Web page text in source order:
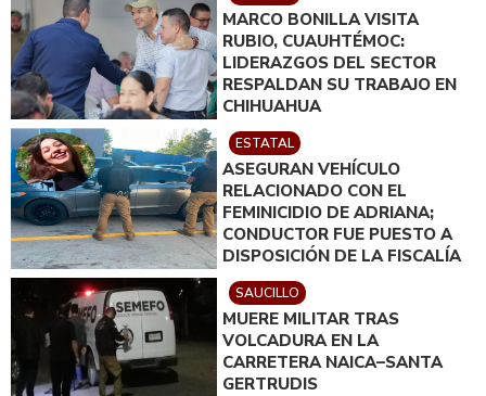
MARCO BONILLA VISITA
RUBIO, CUAUHTÉMOC:
LIDERAZGOS DEL SECTOR
RESPALDAN SU TRABAJO EN
CHIHUAHUA
ESTATAL
ASEGURAN VEHÍCULO
RELACIONADO CON EL
FEMINICIDIO DE ADRIANA;
CONDUCTOR FUE PUESTO A
DISPOSICIÓN DE LA FISCALÍA
SAUCILLO
MUERE MILITAR TRAS
VOLCADURA EN LA
CARRETERA NAICA–SANTA
GERTRUDIS